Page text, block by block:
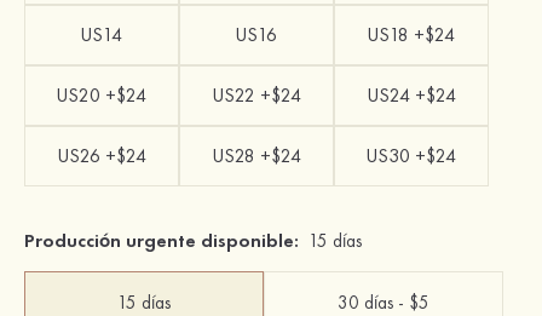
US14 US16 US18 +$24
US20 +$24 US22 +$24 US24 +$24
US26 +$24 US28 +$24 US30 +$24
Producción urgente disponible: 15 días
15 días 30 días - $5